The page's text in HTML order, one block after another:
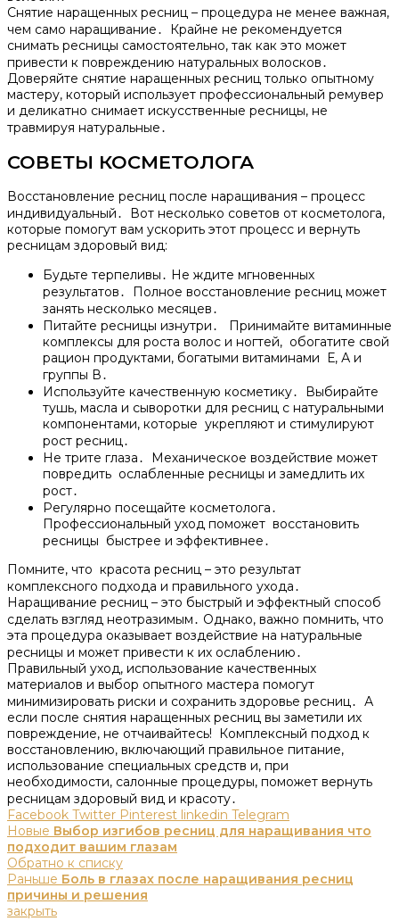
Снятие наращенных ресниц – процедура не менее важная,
чем само наращивание․ Крайне не рекомендуется
снимать ресницы самостоятельно, так как это может
привести к повреждению натуральных волосков․
Доверяйте снятие наращенных ресниц только опытному
мастеру, который использует профессиональный ремувер
и деликатно снимает искусственные ресницы, не
травмируя натуральные․
СОВЕТЫ КОСМЕТОЛОГА
Восстановление ресниц после наращивания – процесс
индивидуальный․ Вот несколько советов от косметолога,
которые помогут вам ускорить этот процесс и вернуть
ресницам здоровый вид:
Будьте терпеливы․ Не ждите мгновенных
результатов․ Полное восстановление ресниц может
занять несколько месяцев․
Питайте ресницы изнутри․ Принимайте витаминные
комплексы для роста волос и ногтей, обогатите свой
рацион продуктами, богатыми витаминами Е, А и
группы В․
Используйте качественную косметику․ Выбирайте
тушь, масла и сыворотки для ресниц с натуральными
компонентами, которые укрепляют и стимулируют
рост ресниц․
Не трите глаза․ Механическое воздействие может
повредить ослабленные ресницы и замедлить их
рост․
Регулярно посещайте косметолога․
Профессиональный уход поможет восстановить
ресницы быстрее и эффективнее․
Помните, что красота ресниц – это результат
комплексного подхода и правильного ухода․
Наращивание ресниц – это быстрый и эффектный способ
сделать взгляд неотразимым․ Однако, важно помнить, что
эта процедура оказывает воздействие на натуральные
ресницы и может привести к их ослаблению․
Правильный уход, использование качественных
материалов и выбор опытного мастера помогут
минимизировать риски и сохранить здоровье ресниц․ А
если после снятия наращенных ресниц вы заметили их
повреждение, не отчаивайтесь!​ Комплексный подход к
восстановлению, включающий правильное питание,
использование специальных средств и, при
необходимости, салонные процедуры, поможет вернуть
ресницам здоровый вид и красоту․
Facebook Twitter Pinterest linkedin Telegram
Новые Выбор изгибов ресниц для наращивания что
подходит вашим глазам
Обратно к списку
Раньше Боль в глазах после наращивания ресниц
причины и решения
закрыть